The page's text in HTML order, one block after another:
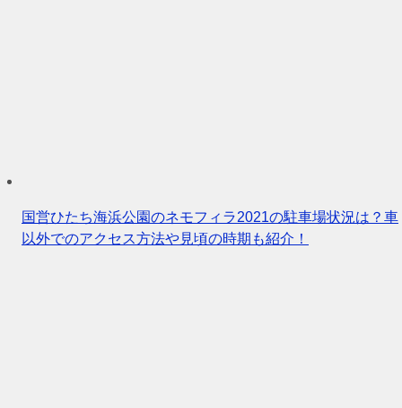
国営ひたち海浜公園のネモフィラ2021の駐車場状況は？車
以外でのアクセス方法や見頃の時期も紹介！